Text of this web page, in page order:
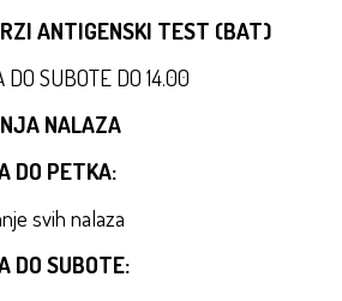
ANTIGENSKI TEST (BAT)
SUBOTE DO 14.00
NALAZA
DO PETKA:
svih nalaza
DO SUBOTE: